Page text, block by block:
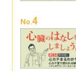
No.4